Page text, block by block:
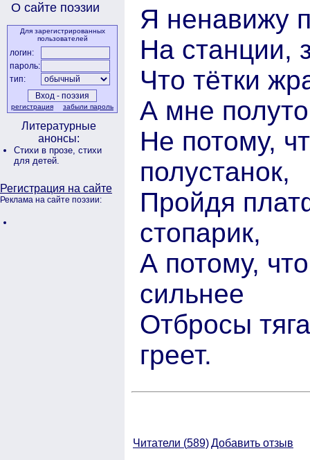
О сайте поэзии
Для зарегистрированных
пользователей
логин:
пароль:
тип:
регистрация забыли пароль
Литературные
анонсы:
Стихи в прозе, стихи
для детей.
Регистрация на сайте
Реклама на сайте поэзии:
Я ненавижу
На станции,
Что тётки
А мне
Не потому,
полустанок,
Пройдя
стопарик,
А потому,
сильнее
Отбросы
греет.
Читатели (589)Добавить отзыв